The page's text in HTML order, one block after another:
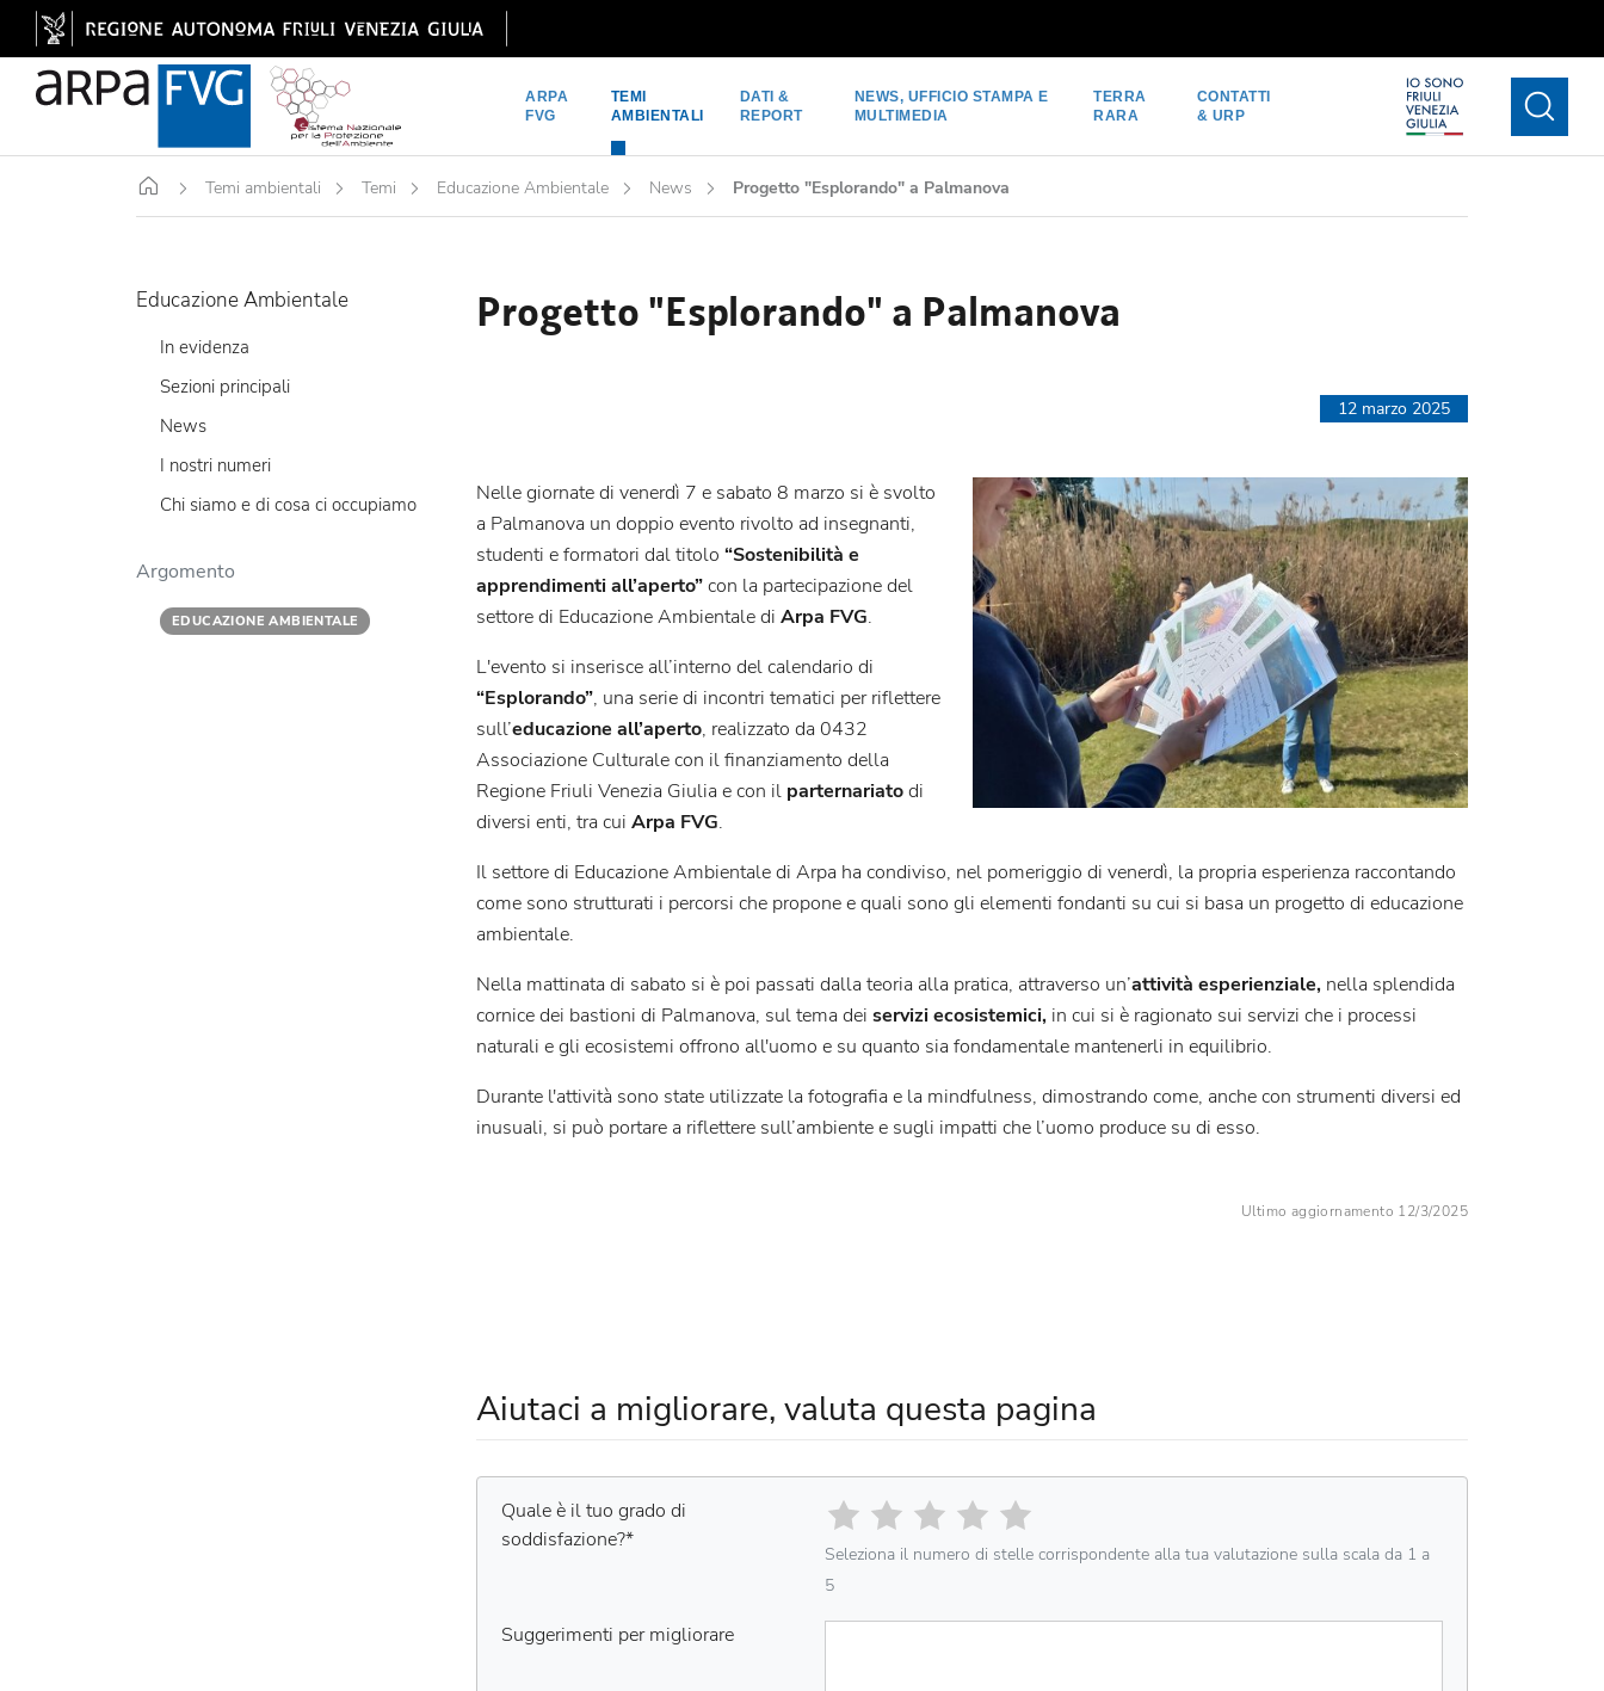
ARPA
FVG
TEMI
AMBIENTALI
DATI &
REPORT
NEWS, UFFICIO STAMPA E
MULTIMEDIA
TERRA
RARA
CONTATTI
& URP
Home Temi ambientali Temi Educazione Ambientale News Progetto "Esplorando" a Palmanova
Educazione Ambientale
In evidenza
Sezioni principali
News
I nostri numeri
Chi siamo e di cosa ci occupiamo
Argomento
EDUCAZIONE AMBIENTALE
Progetto "Esplorando" a Palmanova
12 marzo 2025
Nelle giornate di venerdì 7 e sabato 8 marzo si è svolto
a Palmanova un doppio evento rivolto ad insegnanti,
studenti e formatori dal titolo “Sostenibilità e
apprendimenti all’aperto”con la partecipazione del
settore di Educazione Ambientale di Arpa FVG.
L'evento si inserisce all’interno del calendario di
“Esplorando”, una serie di incontri tematici per riflettere
sull’educazione all’aperto, realizzato da 0432
Associazione Culturale con il finanziamento della
Regione Friuli Venezia Giulia e con il parternariatodi
diversi enti, tra cui Arpa FVG.
Il settore di Educazione Ambientale di Arpa ha condiviso, nel pomeriggio di venerdì, la propria esperienza raccontando
come sono strutturati i percorsi che propone e quali sono gli elementi fondanti su cui si basa un progetto di educazione
ambientale.
Nella mattinata di sabato si è poi passati dalla teoria alla pratica, attraverso un’attività esperienziale, nella splendida
cornice dei bastioni di Palmanova, sul tema dei servizi ecosistemici, in cui si è ragionato sui servizi che i processi
naturali e gli ecosistemi offrono all'uomo e su quanto sia fondamentale mantenerli in equilibrio.
Durante l'attività sono state utilizzate la fotografia e la mindfulness, dimostrando come, anche con strumenti diversi ed
inusuali, si può portare a riflettere sull’ambiente e sugli impatti che l’uomo produce su di esso.
Ultimo aggiornamento 12/3/2025
Aiutaci a migliorare, valuta questa pagina
Quale è il tuo grado di
soddisfazione?*
Seleziona il numero di stelle corrispondente alla tua valutazione sulla scala da 1 a
5
Suggerimenti per migliorare